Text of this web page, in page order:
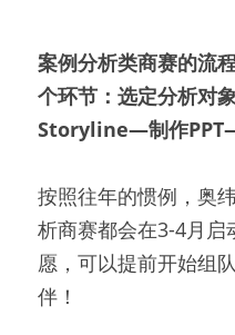
案例分析类商赛的流
个环节：选定分析
Storyline—制作PPT—
按照往年的惯例，奥
析商赛都会在3-4月
愿，可以提前开始组
伴！